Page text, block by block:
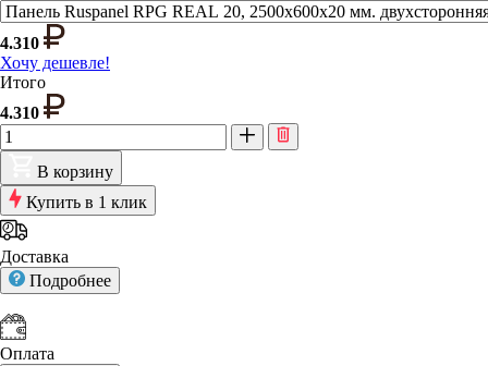
4.310
Хочу дешевле!
Итого
4.310
В корзину
Купить в 1 клик
Доставка
Подробнее
Оплата